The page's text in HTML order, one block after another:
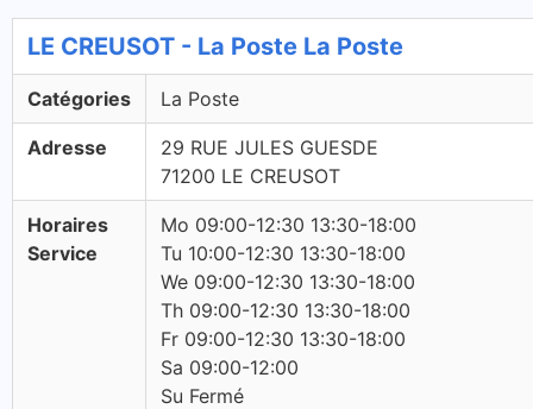
LE CREUSOT - La Poste La Poste
Catégories La Poste
Adresse
29 RUE JULES GUESDE
71200 LE CREUSOT
Horaires
Service
Mo 09:00-12:30 13:30-18:00
Tu 10:00-12:30 13:30-18:00
We 09:00-12:30 13:30-18:00
Th 09:00-12:30 13:30-18:00
Fr 09:00-12:30 13:30-18:00
Sa 09:00-12:00
Su Fermé